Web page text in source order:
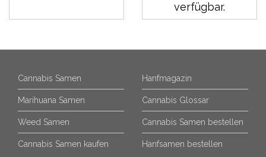
verfügbar.
Cannabis Samen
Marihuana Samen
Weed Samen
Cannabis Samen kaufen
Hanfmagazin
Cannabis Glossar
Cannabis Samen bestellen
Hanfsamen bestellen